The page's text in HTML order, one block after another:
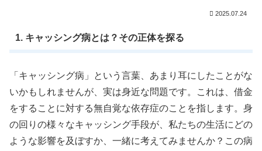
2025.07.24
1. キャッシング病とは？その正体を探る
「キャッシング病」という言葉、あまり耳にしたことがな
いかもしれませんが、実は身近な問題です。これは、借金
をすることに対する無自覚な依存症のことを指します。身
の回りの様々なキャッシング手段が、私たちの生活にどの
ような影響を及ぼすか、一緒に考えてみませんか？この病